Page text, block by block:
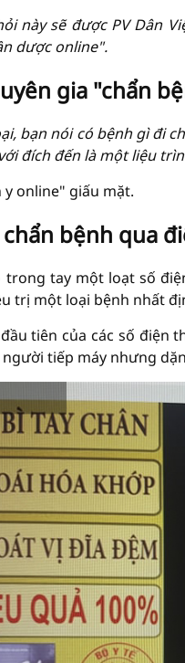
này sẽ được PV Dân
dược online".
gia "chẩn
bạn nói có bệnh gì đi
đích đến là một liệu
online" giấu mặt.
bệnh qua
trong tay một loạt số
trị một loại bệnh nhất
tiên của các số điện
tiếp máy nhưng